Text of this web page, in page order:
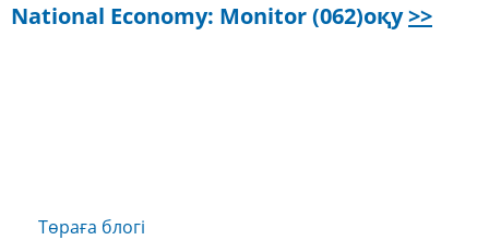
National Economy: Monitor (062)оқу>>
Төраға блогі